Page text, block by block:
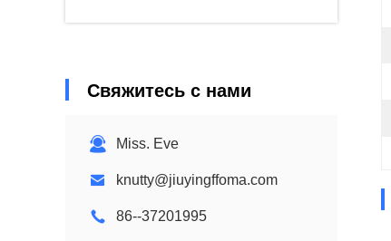
Свяжитесь с нами
Miss. Eve
knutty@jiuyingffoma.com
86--37201995